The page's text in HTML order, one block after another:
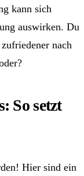
kann sich
auswirken. Du
nach
So setzt
Hier sind ein